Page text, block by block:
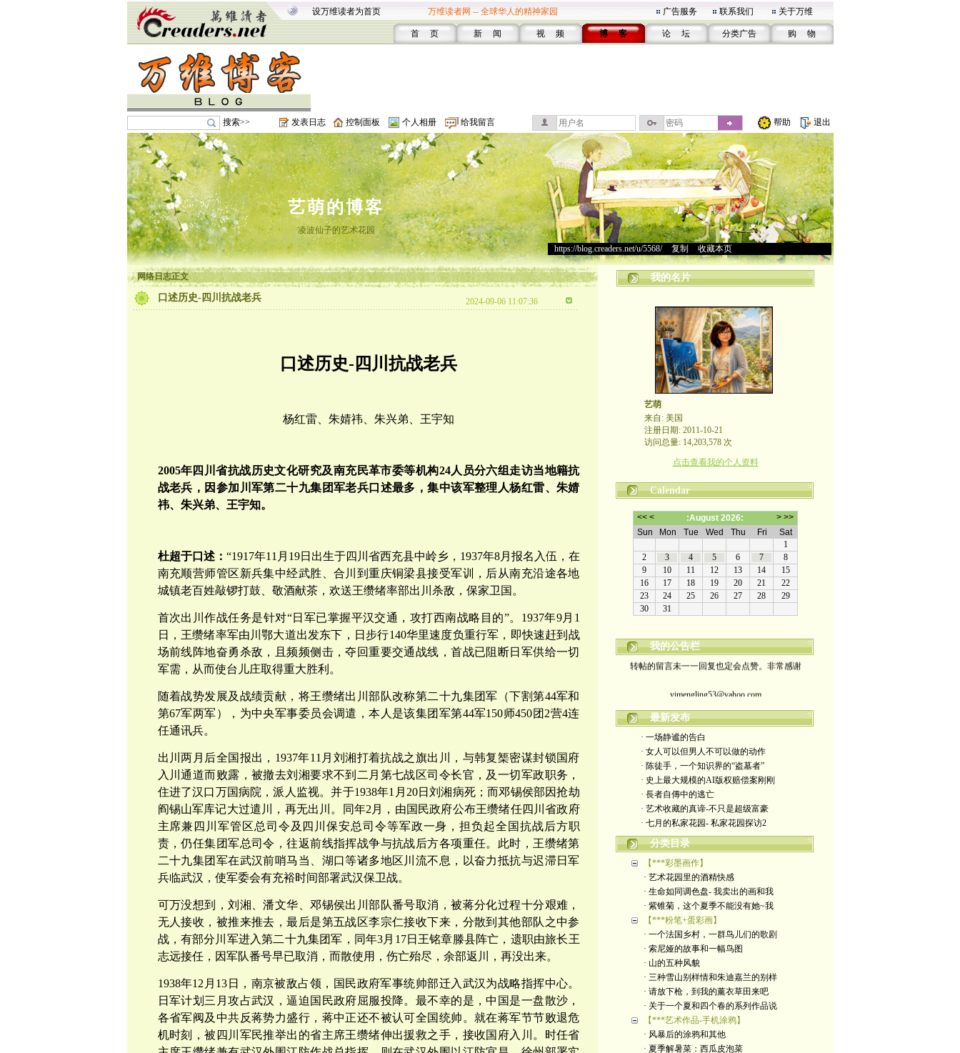
设万维读者为首页 万维读者网 -- 全球华人的精神家园 广告服务 联系我们 关于万维
首 页 新 闻 视 频 博 客 论 坛 分类广告 购 物
搜索>> 发表日志 控制面板 个人相册 给我留言 帮助 退出
艺萌的博客
凌波仙子的艺术花园
https://blog.creaders.net/u/5568/> 复制 收藏本页
网络日志正文
口述历史-四川抗战老兵 2024-09-06 11:07:36
口述历史-四川抗战老兵
杨红雷、朱婧祎、朱兴弟、王宇知
2005年四川省抗战历史文化研究及南充民革市委等机构24人员分六组走访当地籍抗
战老兵，因参加川军第二十九集团军老兵口述最多，集中该军整理人杨红雷、朱婧
祎、朱兴弟、王宇知。
杜超于口述： “1917年11月19日出生于四川省西充县中岭乡，1937年8月报名入伍，在
南充顺营师管区新兵集中经武胜、合川到重庆铜梁县接受军训，后从南充沿途各地
城镇老百姓敲锣打鼓、敬酒献茶，欢送王缵绪率部出川杀敌，保家卫国。
首次出川作战任务是针对“日军已掌握平汉交通，攻打西南战略目的”。1937年9月1
日，王缵绪率军由川鄂大道出发东下，日步行140华里速度负重行军，即快速赶到战
场前线阵地奋勇杀敌，且频频侧击，夺回重要交通战线，首战已阻断日军供给一切
军需，从而使台儿庄取得重大胜利。
随着战势发展及战绩贡献，将王缵绪出川部队改称第二十九集团军（下割第44军和
第67军两军），为中央军事委员会调遣，本人是该集团军第44军150师450团2营4连
任通讯兵。
出川两月后全国报出，1937年11月刘湘打着抗战之旗出川，与韩复榘密谋封锁国府
入川通道而败露，被撤去刘湘要求不到二月第七战区司令长官，及一切军政职务，
住进了汉口万国病院，派人监视。并于1938年1月20日刘湘病死；而邓锡侯部因抢劫
阎锡山军库记大过遣川，再无出川。同年2月，由国民政府公布王缵绪任四川省政府
主席兼四川军管区总司令及四川保安总司令等军政一身，担负起全国抗战后方职
责，仍任集团军总司令，往返前线指挥战争与抗战后方各项重任。此时，王缵绪第
二十九集团军在武汉前哨马当、湖口等诸多地区川流不息，以奋力抵抗与迟滞日军
兵临武汉，使军委会有充裕时间部署武汉保卫战。
可万没想到，刘湘、潘文华、邓锡侯出川部队番号取消，被蒋分化过程十分艰难，
无人接收，被推来推去，最后是第五战区李宗仁接收下来，分散到其他部队之中参
战，有部分川军进入第二十九集团军，同年3月17日王铭章滕县阵亡，遗职由旅长王
志远接任，因军队番号早已取消，而散使用，伤亡殆尽，余部返川，再没出来。
1938年12月13日，南京被敌占领，国民政府军事统帅部迁入武汉为战略指挥中心。
日军计划三月攻占武汉，逼迫国民政府屈服投降。最不幸的是，中国是一盘散沙，
各省军阀及中共反蒋势力盛行，蒋中正还不被认可全国统帅。就在蒋军节节败退危
机时刻，被四川军民推举出的省主席王缵绪伸出援救之手，接收国府入川。时任省
我的名片
艺萌
来自: 美国
注册日期: 2011-10-21
访问总量: 14,203,578 次
点击查看我的个人资料
Calendar
我的公告栏
转帖的留言未一一回复也定会点赞。非常感谢
有意收藏者请私信我，感谢一贯支持
政治转载不一定代表本人意见
艺术博客：https://yimengl.blog
目录中标注星号的为本人艺术原创
最新发布
· 一场静谧的告白
· 女人可以但男人不可以做的动作
· 陈徒手，一个知识界的“盗墓者”
· 史上最大规模的AI版权赔偿案刚刚
· 長者自傳中的逃亡
· 艺术收藏的真谛-不只是超级富豪
· 七月的私家花园- 私家花园探访2
分类目录
【***彩墨画作】
· 艺术花园里的酒精快感
· 生命如同调色盘- 我卖出的画和我
· 紫锥菊，这个夏季不能没有她~我
【***粉笔+蛋彩画】
· 一个法国乡村，一群鸟儿们的歌剧
· 索尼娅的故事和一幅鸟图
· 山的五种风貌
· 三种雪山别样情和朱迪嘉兰的别样
· 请放下枪，到我的薰衣草田来吧
· 关于一个夏和四个春的系列作品说
【***艺术作品-手机涂鸦】
· 风暴后的涂鸦和其他
· 夏季解暑菜：西瓜皮泡菜